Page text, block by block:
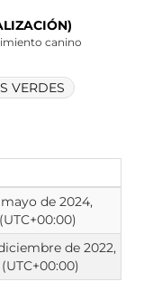
canino
VERDES
mayo de 2024,
de 2022,